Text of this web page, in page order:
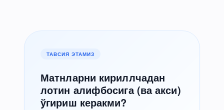
ТАВСИЯ ЭТАМИЗ
Матнларни кириллчадан
лотин алифбосига (ва акси)
ўгириш керакми?